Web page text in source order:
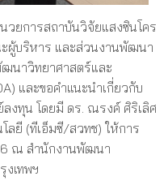
การสถาบันวิจัยแสงซินโคร
ผู้บริหาร และส่วนงานพัฒนา
ฒนาวิทยาศาสตร์และ
และขอคำแนะนำเกี่ยวกับ
งทุน โดยมี ดร. ณรงค์ ศิริเลิศ
ลยี (ทีเอ็มซี/สวทช) ให้การ
ณ สำนักงานพัฒนา
งเทพฯ